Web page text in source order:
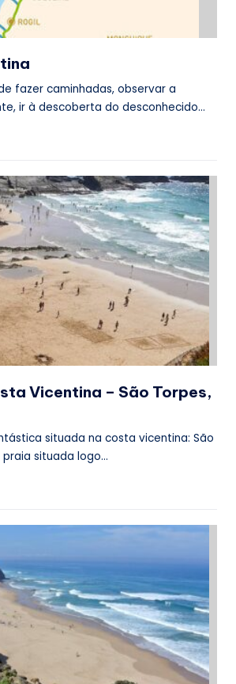
fazer caminhadas, observar a
ir à descoberta do desconhecido…
Vicentina – São Torpes,
situada na costa vicentina: São
praia situada logo…